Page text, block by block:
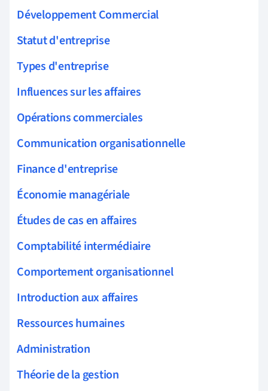
Développement Commercial
Statut d'entreprise
Types d'entreprise
Influences sur les affaires
Opérations commerciales
Communication organisationnelle
Finance d'entreprise
Économie managériale
Études de cas en affaires
Comptabilité intermédiaire
Comportement organisationnel
Introduction aux affaires
Ressources humaines
Administration
Théorie de la gestion